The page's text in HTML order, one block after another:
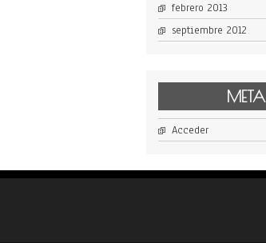
febrero 2013
septiembre 2012
META
Acceder